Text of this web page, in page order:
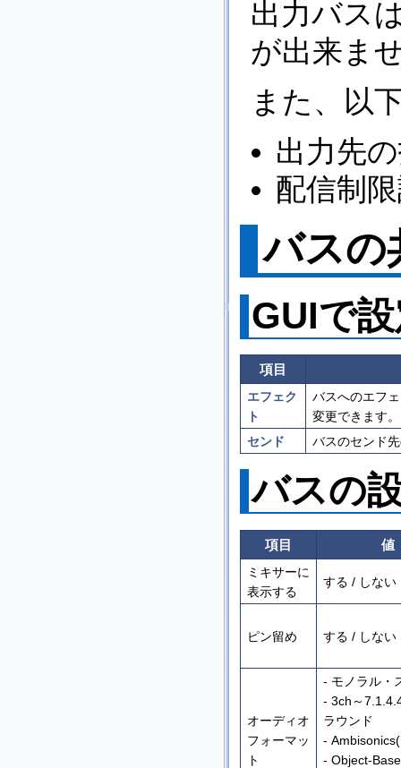
出力バス
が出来ま
また、以
出力先
配信制
バスの
GUIで
項目
エフェク
ト
バスへのエフ
変更できます。
センド
バスのセンド
バスの
項目 値
ミキサーに
表示する
する / しない
ピン留め する / しない
オーディオ
フォーマッ
ト
- モノラル・
- 3ch～
ラウンド
-
- Object-